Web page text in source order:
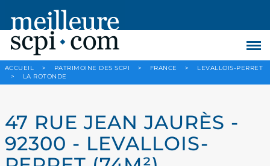
ACCUEIL > PATRIMOINE DES SCPI > FRANCE >
LEVALLOIS-PERRET
>
LA ROTONDE
47 RUE JEAN JAURÈS -
92300 - LEVALLOIS-